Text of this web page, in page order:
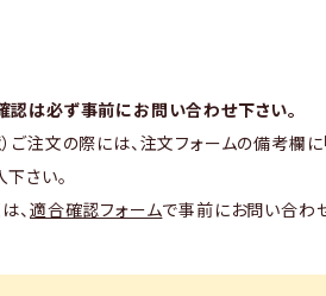
認は必ず事前にお問い合わせ下さい。
）ご注文の際には、注文フォームの備考欄に
下さい。
、 適合確認フォームで事前にお問い合わ